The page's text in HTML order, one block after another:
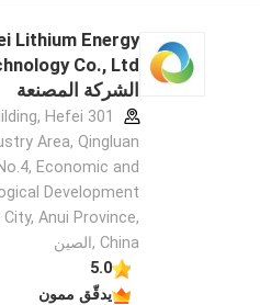
Lithium Energy
الشركة المصنعة
Hefei
Area, Qingluan
Economic and
Development
Anui Province,
China ,الصين
5.0
يدقّق ممون